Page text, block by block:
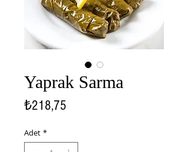
Yaprak Sarma
₺218,75
Adet *